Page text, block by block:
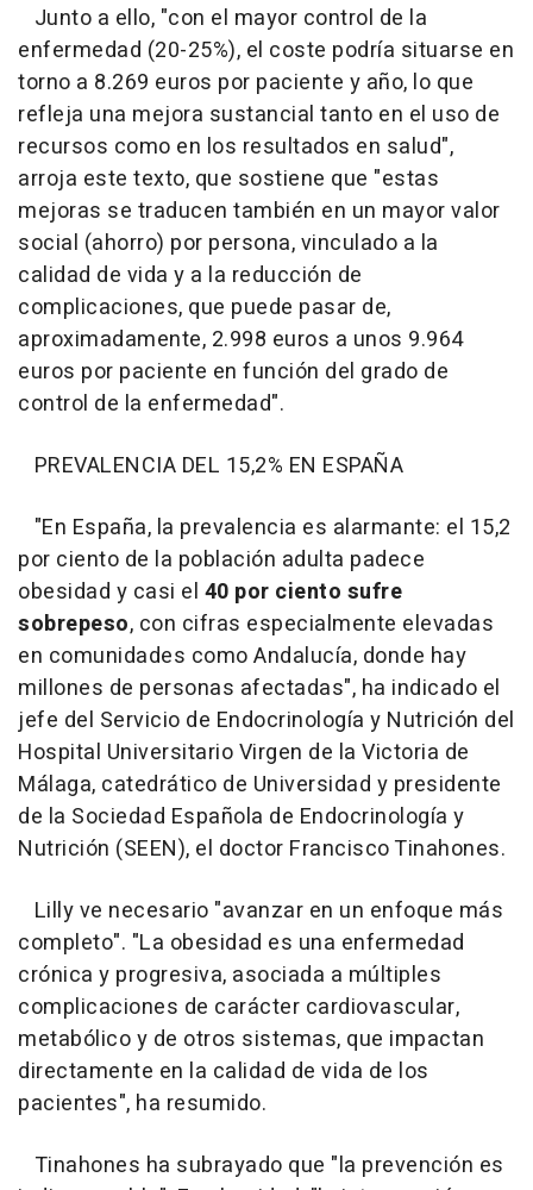
Junto a ello, "con el mayor control de la
enfermedad (20-25%), el coste podría situarse en
torno a 8.269 euros por paciente y año, lo que
refleja una mejora sustancial tanto en el uso de
recursos como en los resultados en salud",
arroja este texto, que sostiene que "estas
mejoras se traducen también en un mayor valor
social (ahorro) por persona, vinculado a la
calidad de vida y a la reducción de
complicaciones, que puede pasar de,
aproximadamente, 2.998 euros a unos 9.964
euros por paciente en función del grado de
control de la enfermedad".
PREVALENCIA DEL 15,2% EN ESPAÑA
"En España, la prevalencia es alarmante: el 15,2
por ciento de la población adulta padece
obesidad y casi el 40 por ciento sufre
sobrepeso, con cifras especialmente elevadas
en comunidades como Andalucía, donde hay
millones de personas afectadas", ha indicado el
jefe del Servicio de Endocrinología y Nutrición del
Hospital Universitario Virgen de la Victoria de
Málaga, catedrático de Universidad y presidente
de la Sociedad Española de Endocrinología y
Nutrición (SEEN), el doctor Francisco Tinahones.
Lilly ve necesario "avanzar en un enfoque más
completo". "La obesidad es una enfermedad
crónica y progresiva, asociada a múltiples
complicaciones de carácter cardiovascular,
metabólico y de otros sistemas, que impactan
directamente en la calidad de vida de los
pacientes", ha resumido.
Tinahones ha subrayado que "la prevención es